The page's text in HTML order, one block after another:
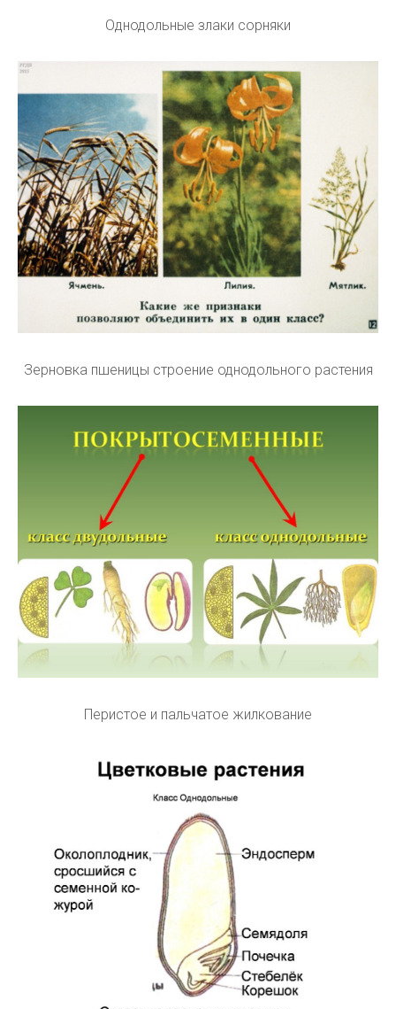
Однодольные злаки сорняки
Зерновка пшеницы строение однодольного растения
Перистое и пальчатое жилкование